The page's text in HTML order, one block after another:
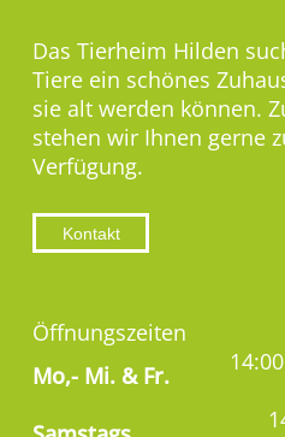
Das Tierheim Hilden
Tiere ein schönes
sie alt werden können.
stehen wir Ihnen gerne
Verfügung.
Kontakt
Öffnungszeiten
Mo,- Mi. & Fr.